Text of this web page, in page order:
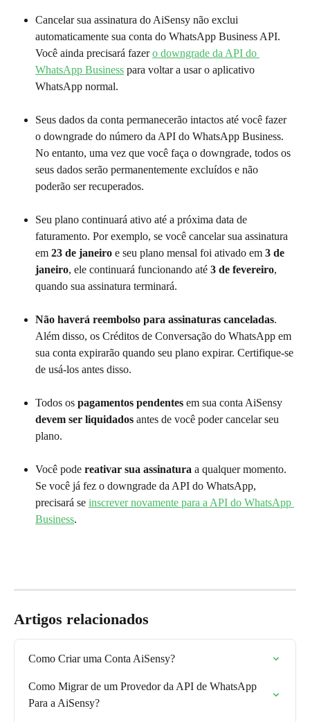
Cancelar sua assinatura do AiSensy não exclui
automaticamente sua conta do WhatsApp Business API.
Você ainda precisará fazer o downgrade da API do
WhatsApp Business para voltar a usar o aplicativo
WhatsApp normal.
Seus dados da conta permanecerão intactos até você fazer
o downgrade do número da API do WhatsApp Business.
No entanto, uma vez que você faça o downgrade, todos os
seus dados serão permanentemente excluídos e não
poderão ser recuperados.
Seu plano continuará ativo até a próxima data de
faturamento. Por exemplo, se você cancelar sua assinatura
em 23 de janeiro e seu plano mensal foi ativado em 3 de
janeiro, ele continuará funcionando até 3 de fevereiro,
quando sua assinatura terminará.
Não haverá reembolso para assinaturas canceladas.
Além disso, os Créditos de Conversação do WhatsApp em
sua conta expirarão quando seu plano expirar. Certifique-se
de usá-los antes disso.
Todos os pagamentos pendentes em sua conta AiSensy
devem ser liquidados antes de você poder cancelar seu
plano.
Você pode reativar sua assinatura a qualquer momento.
Se você já fez o downgrade da API do WhatsApp,
precisará se inscrever novamente para a API do WhatsApp
Business.
Artigos relacionados
Como Criar uma Conta AiSensy?
Como Migrar de um Provedor da API de WhatsApp
Para a AiSensy?